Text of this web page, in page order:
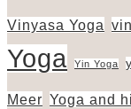
Vinyasa Yoga
Yoga
Yin Yoga
Meer Yoga and